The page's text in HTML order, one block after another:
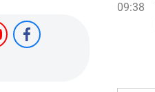
09:38